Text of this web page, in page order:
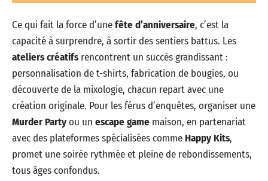
Ce qui fait la force d’unefête d’anniversaire, c’est la
capacité à surprendre, à sortir des sentiers battus. Les
ateliers créatifsrencontrent un succès grandissant :
personnalisation de t-shirts, fabrication de bougies, ou
découverte de la mixologie, chacun repart avec une
création originale. Pour les férus d’enquêtes, organiser une
Murder Partyou un escape game maison, en partenariat
avec des plateformes spécialisées comme Happy Kits,
promet une soirée rythmée et pleine de rebondissements,
tous âges confondus.